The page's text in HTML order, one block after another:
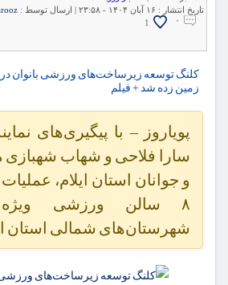
تاریخ انتشار : ۱۶ آبان ۱۴۰۴ - ۲۳:۵۸ | ارسال توسط :
۰
1
کلنگ توسعه زیرساخت‌های ورزشی بانوان در
زمین زده شد + فیلم
پویاروز – با پیگیری‌های
سارا فلاحی و شهاب
و جوانان استان ایلام،
۸ سالن ورزشی ویژه
شهرستان‌های شمالی استان